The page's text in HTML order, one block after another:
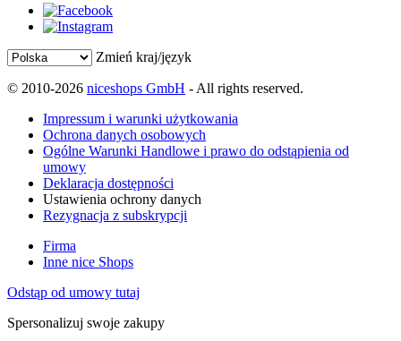
Zmień kraj/język
© 2010-2026 niceshops GmbH - All rights reserved.
Impressum i warunki użytkowania
Ochrona danych osobowych
Ogólne Warunki Handlowe i prawo do odstąpienia od
umowy
Deklaracja dostępności
Ustawienia ochrony danych
Rezygnacja z subskrypcji
Firma
Inne nice Shops
Odstąp od umowy tutaj
Spersonalizuj swoje zakupy